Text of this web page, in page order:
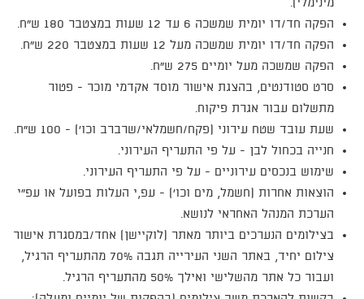
מינימלי).
הפקה חד/דו יומית שמשכה 6 עד 12 שעות במצטבר 180 ש"ח.
הפקה חד/דו יומית שמשכה מעל 12 שעות במצטבר 220 ש"ח.
הפקה שמשכה מעל יומיים 275 ש"ח.
סרט סטודנטים, בהצגת אישור מוסד אקדמי מוכר - פטור
מתשלום עבור אגרת פיקוח.
שעת עובד שטח עירוני (פקח/חשמלאי/שרברב וכו') - 100 ש"ח.
חנייה בכחול לבן - על פי התעריף העירוני.
שימוש בנכסים עירוניים - על פי התעריף העירוני.
הוצאות אחרות (חשמל, מים וכו') - עפ,י העלות בפועל או עפ"י
הערכת המנהל האחראי לנושא.
בצילומים הנערכים ביותר מאתר (לוקיישן) אחד/במסגרת אישור
צילום יחיד, באתר השני העירייה תגבה 70% מהתעריף הרגיל,
ועבור כל אתר מהשלישי ואילך 50% מהתעריף הרגיל.